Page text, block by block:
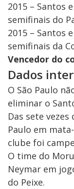
2015 – Santos
semifinais do
2015 – Santos
semifinais da
Vencedor do
Dados
O São Paulo
eliminar o
Das sete
Paulo em
clube foi
O time do
Neymar em
do Peixe.